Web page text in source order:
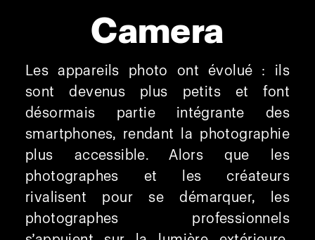
Camera
Les appareils photo ont évolué : ils
sont devenus plus petits et font
désormais partie intégrante des
smartphones, rendant la photographie
plus accessible. Alors que les
photographes et les créateurs
rivalisent pour se démarquer, les
photographes professionnels